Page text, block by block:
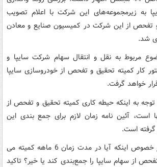
به زیرمجموعه‌های این شرکت با اعلام تصویب
تفحص از این شرکت در کمیسیون صنایع و معادن
شد.
مربوط به نقل و انتقال سهام شرکت سایپا و
کار کمیته تحقیق و تفحص از خودروسازی سایپا
خواهد گرفت.
به اینکه حیطه کاری کمیته تحقیق و تفحص از
است، آئین نامه زمان لازم برای جمع بندی این
این نماینده مجلس در خصوص اینکه آیا در مدت زمان 6 ماهه کمیته می
از سهام سایپا را جمع‌بندی کند یا خیر؟ تاکید